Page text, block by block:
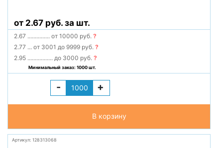
от 2.67 руб. за шт.
2.67 ............... от 10000 руб.?
2.77 ... от 3001 до 9999 руб.?
2.95 ................. до 3000 руб.?
Минимальный заказ: 1000 шт.
- +
В корзину
Артикул: 128313068